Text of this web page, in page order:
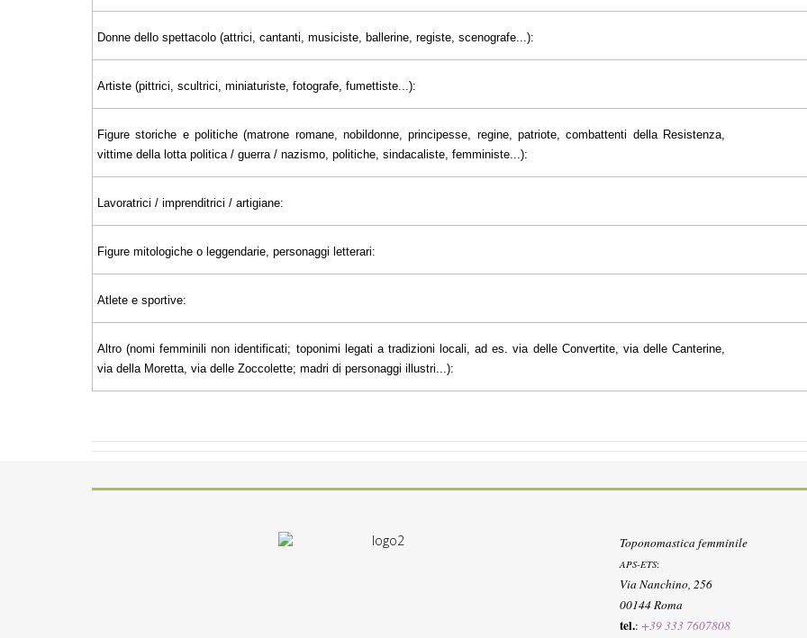
Donne dello spettacolo (attrici, cantanti, musiciste, ballerine, registe, scenografe...):
Artiste (pittrici, scultrici, miniaturiste, fotografe, fumettiste...):
Figure storiche e politiche (matrone romane, nobildonne, principesse, regine, patriote, combattenti della Resistenza,
vittime della lotta politica / guerra / nazismo, politiche, sindacaliste, femministe...):
Lavoratrici / imprenditrici / artigiane:
Figure mitologiche o leggendarie, personaggi letterari:
Atlete e sportive:
Altro (nomi femminili non identificati; toponimi legati a tradizioni locali, ad es. via delle Convertite, via delle Canterine,
via della Moretta, via delle Zoccolette; madri di personaggi illustri...):
Toponomastica femminile
APS-ETS:
Via Nanchino, 256
00144 Roma
tel.: +39 333 7607808